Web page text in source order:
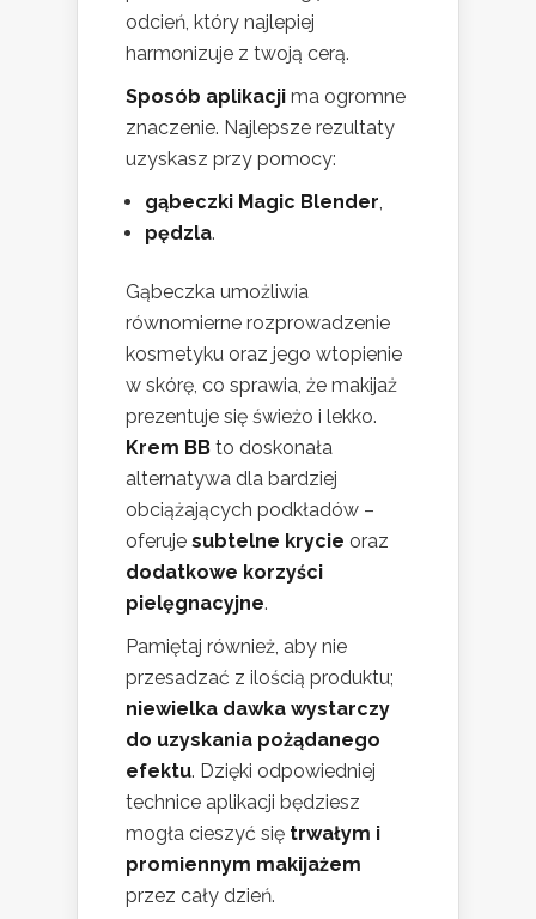
odcień, który najlepiej
harmonizuje z twoją cerą.
Sposób aplikacji ma ogromne
znaczenie. Najlepsze rezultaty
uzyskasz przy pomocy:
gąbeczki Magic Blender,
pędzla.
Gąbeczka umożliwia
równomierne rozprowadzenie
kosmetyku oraz jego wtopienie
w skórę, co sprawia, że makijaż
prezentuje się świeżo i lekko.
Krem BB to doskonała
alternatywa dla bardziej
obciążających podkładów –
oferuje subtelne krycie oraz
dodatkowe korzyści
pielęgnacyjne.
Pamiętaj również, aby nie
przesadzać z ilością produktu;
niewielka dawka wystarczy
do uzyskania pożądanego
efektu. Dzięki odpowiedniej
technice aplikacji będziesz
mogła cieszyć się trwałym i
promiennym makijażem
przez cały dzień.